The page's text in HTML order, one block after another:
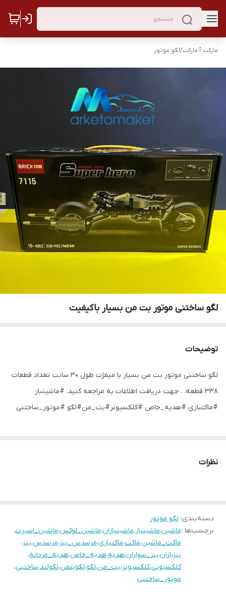
مارکت ٱ مارکت/لگو موتور
لگو ساختنی موتور بت من بسیار باکیفیت
توضیحات
لگو ساختنی موتور بت من بسیار با میفژت طول ۳۰ سانت تعداد قطعات
۳۳۸ قطعه. . جهت دریافت اطلاعات به مراجعه کنید. #ماشینباز
#ماکتبازی #هدیه_خاص #کلکسیونر#بت_من#لگو #موتور_ساختنی
نظرات
دسته‌بندی: لگو موتور
برچسب‌ها :ماشین،ماشینباز،ماشینبازان،ماشین_لوکس،ماشین_اسپرت،
ماکت_ماشین،ماکت،ماکتبازی،مرسدس_بنز،مرسدس،بنز،
بنزبازان،بنز_سواران،هدیه،هدیه_خاص،هدیه_مردانه،
کلکسیونی،کلکسیونر،بت_من،لگو،لگوبتمن،لگولند،ساختنی،
موتور_ساختنی